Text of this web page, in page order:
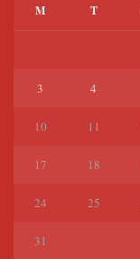
M T
3 4
10 11
17 18
24 25
31